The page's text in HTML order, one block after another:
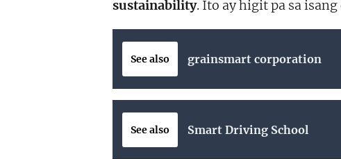
sustainability. Ito ay higit pa sa
See also grainsmart corporation
See also Smart Driving School